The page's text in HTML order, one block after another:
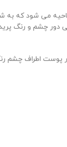
می شود که
دور چشم و رنگ
در پوست اطراف